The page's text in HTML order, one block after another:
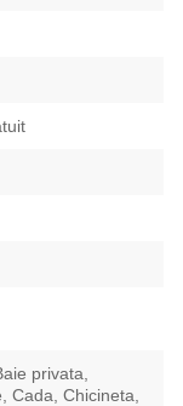
privata,
Cada, Chicineta,